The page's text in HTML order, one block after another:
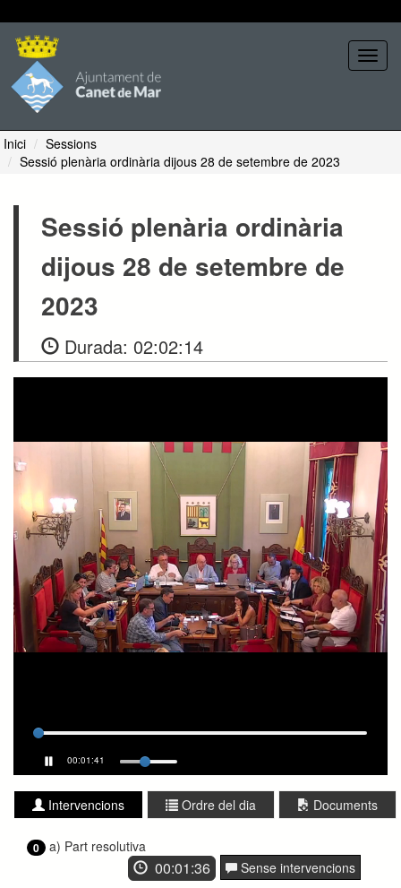
Inici
Sessions
Sessió plenària ordinària dijous 28 de setembre de 2023
Sessió plenària ordinària
dijous 28 de setembre de
2023
Durada: 02:02:14
00:01:41
Intervencions Ordre del dia Documents
0 a) Part resolutiva
00:01:36 Sense intervencions